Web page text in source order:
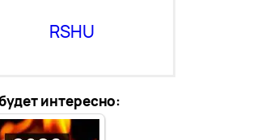
RSHU
интересно: